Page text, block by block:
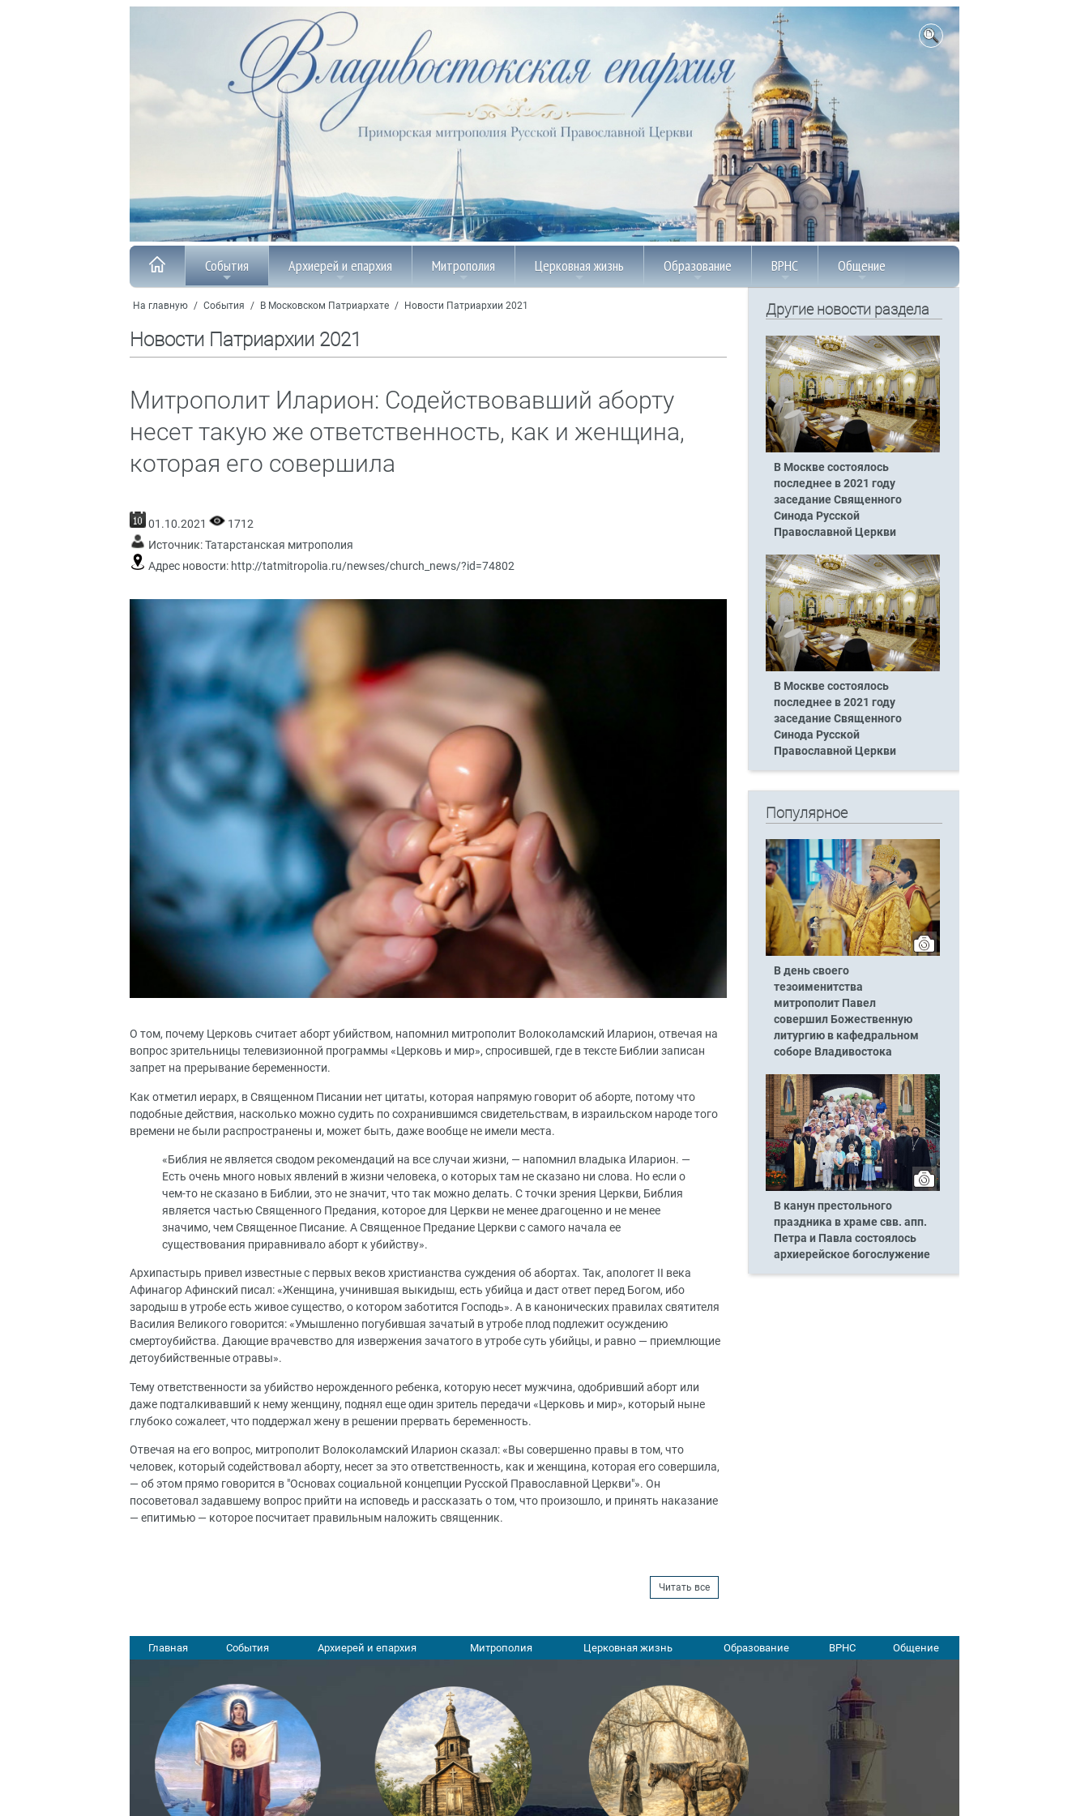
События Архиерей и епархия Митрополия Церковная жизнь Образование ВРНС Общение
На главную / События / В Московском Патриархате / Новости Патриархии 2021
Новости Патриархии 2021
Митрополит Иларион: Содействовавший аборту
несет такую же ответственность, как и женщина,
которая его совершила
01.10.2021
1712
Источник:Татарстанская митрополия
Адрес новости: http://tatmitropolia.ru/newses/church_news/?id=74802
О том, почему Церковь считает аборт убийством, напомнил митрополит Волоколамский Иларион, отвечая на
вопрос зрительницы телевизионной программы «Церковь и мир», спросившей, где в тексте Библии записан
запрет на прерывание беременности.
Как отметил иерарх, в Священном Писании нет цитаты, которая напрямую говорит об аборте, потому что
подобные действия, насколько можно судить по сохранившимся свидетельствам, в израильском народе того
времени не были распространены и, может быть, даже вообще не имели места.
«Библия не является сводом рекомендаций на все случаи жизни, — напомнил владыка Иларион. —
Есть очень много новых явлений в жизни человека, о которых там не сказано ни слова. Но если о
чем-то не сказано в Библии, это не значит, что так можно делать. С точки зрения Церкви, Библия
является частью Священного Предания, которое для Церкви не менее драгоценно и не менее
значимо, чем Священное Писание. А Священное Предание Церкви с самого начала ее
существования приравнивало аборт к убийству».
Архипастырь привел известные с первых веков христианства суждения об абортах. Так, апологет II века
Афинагор Афинский писал: «Женщина, учинившая выкидыш, есть убийца и даст ответ перед Богом, ибо
зародыш в утробе есть живое существо, о котором заботится Господь». А в канонических правилах святителя
Василия Великого говорится: «Умышленно погубившая зачатый в утробе плод подлежит осуждению
смертоубийства. Дающие врачевство для извержения зачатого в утробе суть убийцы, и равно — приемлющие
детоубийственные отравы».
Тему ответственности за убийство нерожденного ребенка, которую несет мужчина, одобривший аборт или
даже подталкивавший к нему женщину, поднял еще один зритель передачи «Церковь и мир», который ныне
глубоко сожалеет, что поддержал жену в решении прервать беременность.
Отвечая на его вопрос, митрополит Волоколамский Иларион сказал: «Вы совершенно правы в том, что
человек, который содействовал аборту, несет за это ответственность, как и женщина, которая его совершила,
— об этом прямо говорится в "Основах социальной концепции Русской Православной Церкви"». Он
посоветовал задавшему вопрос прийти на исповедь и рассказать о том, что произошло, и принять наказание
— епитимью — которое посчитает правильным наложить священник.
Читать все
Другие новости раздела
В Москве состоялось
последнее в 2021 году
заседание Священного
Синода Русской
Православной Церкви
В Москве состоялось
последнее в 2021 году
заседание Священного
Синода Русской
Православной Церкви
Популярное
В день своего
тезоименитства
митрополит Павел
совершил Божественную
литургию в кафедральном
соборе Владивостока
В канун престольного
праздника в храме свв. апп.
Петра и Павла состоялось
архиерейское богослужение
Главная События Архиерей и епархия Митрополия Церковная жизнь Образование ВРНС Общение